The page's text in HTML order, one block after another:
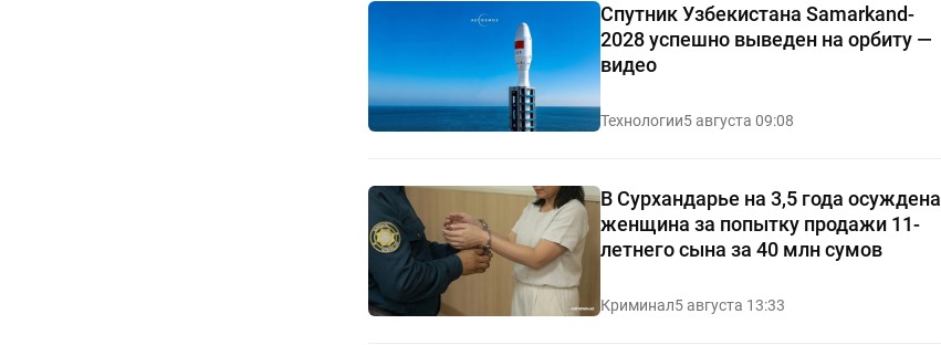
Спутник Узбекистана Samarkand-
2028 успешно выведен на орбиту —
видео
Технологии5 августа 09:08
В Сурхандарье на 3,5 года осуждена
женщина за попытку продажи 11-
летнего сына за 40 млн сумов
Криминал5 августа 13:33